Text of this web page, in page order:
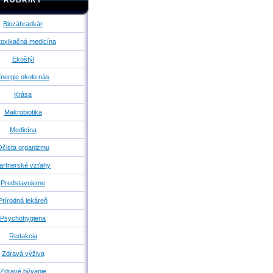
Biozáhradkár
medicína
Ekoštýl
okolo nás
Krása
Makrobiotika
Medicína
organizmu
vzťahy
Predstavujeme
lekáreň
Psychohygiena
Redakcia
Zdravá výživa
Zdravé bývanie